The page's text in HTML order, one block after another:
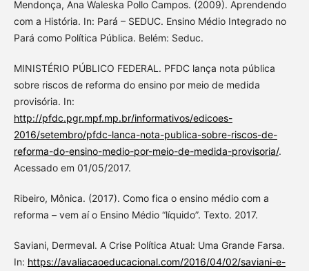
Mendonça, Ana Waleska Pollo Campos. (2009). Aprendendo
com a História. In: Pará – SEDUC. Ensino Médio Integrado no
Pará como Política Pública. Belém: Seduc.
MINISTÉRIO PÚBLICO FEDERAL. PFDC lança nota pública
sobre riscos de reforma do ensino por meio de medida
provisória. In:
http://pfdc.pgr.mpf.mp.br/informativos/edicoes-
2016/setembro/pfdc-lanca-nota-publica-sobre-riscos-de-
reforma-do-ensino-medio-por-meio-de-medida-provisoria/.
Acessado em 01/05/2017.
Ribeiro, Mônica. (2017). Como fica o ensino médio com a
reforma – vem aí o Ensino Médio “líquido”. Texto. 2017.
Saviani, Dermeval. A Crise Política Atual: Uma Grande Farsa.
In: https://avaliacaoeducacional.com/2016/04/02/saviani-e-